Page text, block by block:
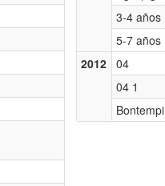
3-4 años
5-7 años
2012
04
04 1
Bontempi